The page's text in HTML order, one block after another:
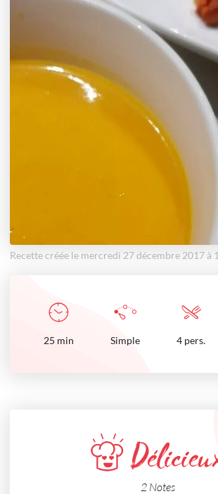
Recette créée le mercredi 27 décembre 2017 à
25 min Simple 4 pers.
2 Notes